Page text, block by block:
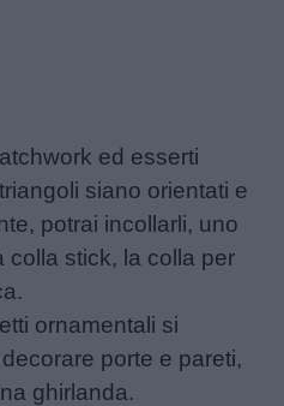
ed esserti
siano orientati e
potrai incollarli, uno
colla stick, la colla per
ornamentali si
porte e pareti,
ghirlanda.